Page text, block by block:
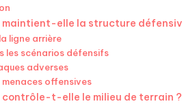
elle la structure
ligne arrière
les scénarios défensifs
adverses
offensives
t-elle le milieu de terrain ?